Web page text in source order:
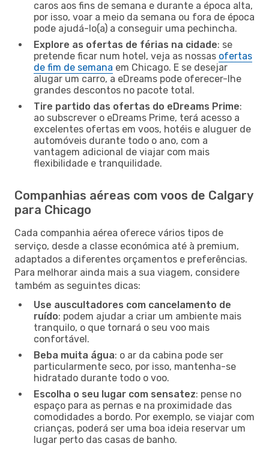
caros aos fins de semana e durante a época alta,
por isso, voar a meio da semana ou fora de época
pode ajudá-lo(a) a conseguir uma pechincha.
Explore as ofertas de férias na cidade: se
pretende ficar num hotel, veja as nossas ofertas
de fim de semana em Chicago. E se desejar
alugar um carro, a eDreams pode oferecer-lhe
grandes descontos no pacote total.
Tire partido das ofertas do eDreams Prime:
ao subscrever o eDreams Prime, terá acesso a
excelentes ofertas em voos, hotéis e aluguer de
automóveis durante todo o ano, com a
vantagem adicional de viajar com mais
flexibilidade e tranquilidade.
Companhias aéreas com voos de Calgary
para Chicago
Cada companhia aérea oferece vários tipos de
serviço, desde a classe económica até à premium,
adaptados a diferentes orçamentos e preferências.
Para melhorar ainda mais a sua viagem, considere
também as seguintes dicas:
Use auscultadores com cancelamento de
ruído: podem ajudar a criar um ambiente mais
tranquilo, o que tornará o seu voo mais
confortável.
Beba muita água: o ar da cabina pode ser
particularmente seco, por isso, mantenha-se
hidratado durante todo o voo.
Escolha o seu lugar com sensatez: pense no
espaço para as pernas e na proximidade das
comodidades a bordo. Por exemplo, se viajar com
crianças, poderá ser uma boa ideia reservar um
lugar perto das casas de banho.